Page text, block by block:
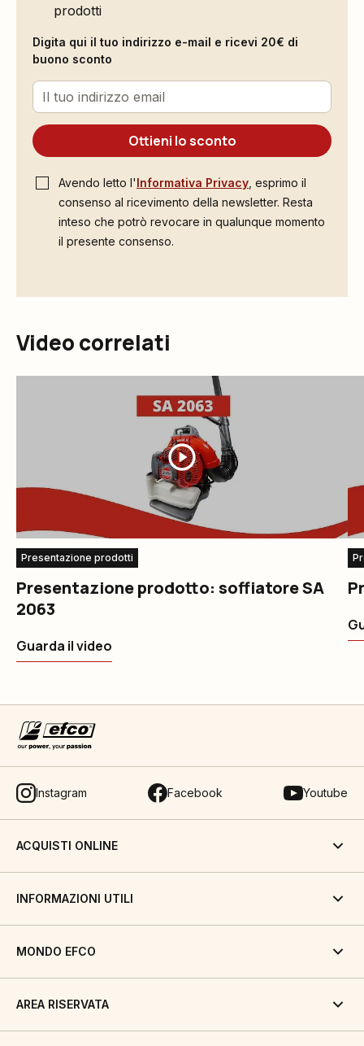
prodotti
Digita qui il tuo indirizzo e-mail e ricevi 20€ di
buono sconto
Ottieni lo sconto
Avendo letto l'Informativa Privacy , esprimo il
consenso al ricevimento della newsletter. Resta
inteso che potrò revocare in qualunque momento
il presente consenso.
Video correlati
Presentazione prodotti
Presentazione prodotto: soffiatore SA
2063
Guarda il video
Instagram Facebook Youtube
ACQUISTI ONLINE
INFORMAZIONI UTILI
MONDO EFCO
AREA RISERVATA